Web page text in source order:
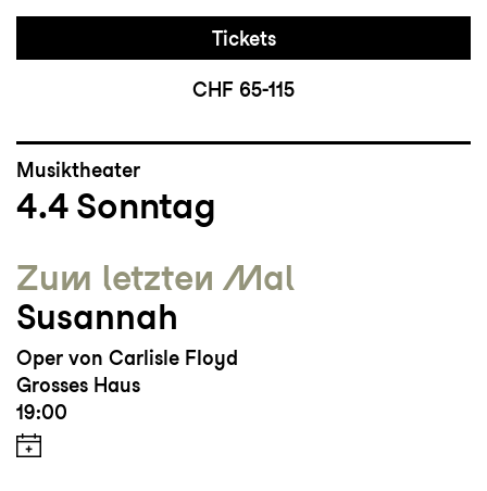
Tickets
CHF 65-115
Musiktheater
4.4 Sonntag
Zum letzten Mal
Susannah
Oper von Carlisle Floyd
Grosses Haus
19:00